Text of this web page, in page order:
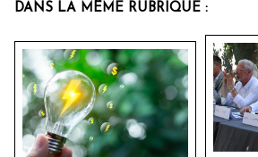
DANS LA MÊME RUBRIQUE :